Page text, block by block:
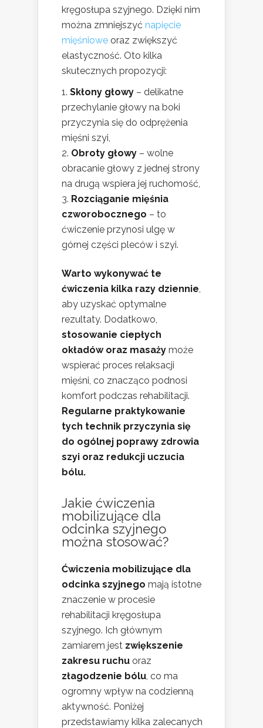
kręgosłupa szyjnego. Dzięki nim
można zmniejszyć napięcie
mięśniowe oraz zwiększyć
elastyczność. Oto kilka
skutecznych propozycji:
Skłony głowy – delikatne
przechylanie głowy na boki
przyczynia się do odprężenia
mięśni szyi,
Obroty głowy – wolne
obracanie głowy z jednej strony
na drugą wspiera jej ruchomość,
Rozciąganie mięśnia
czworobocznego – to
ćwiczenie przynosi ulgę w
górnej części pleców i szyi.
Warto wykonywać te
ćwiczenia kilka razy dziennie
aby uzyskać optymalne
rezultaty. Dodatkowo,
stosowanie ciepłych
okładów oraz masaży może
wspierać proces relaksacji
mięśni, co znacząco podnosi
komfort podczas rehabilitacji.
Regularne praktykowanie
tych technik przyczynia się
do ogólnej poprawy zdrowia
szyi oraz redukcji uczucia
bólu.
Jakie ćwiczenia
mobilizujące dla
odcinka szyjnego
można stosować?
Ćwiczenia mobilizujące dla
odcinka szyjnego mają istotne
znaczenie w procesie
rehabilitacji kręgosłupa
szyjnego. Ich głównym
zamiarem jest zwiększenie
zakresu ruchu oraz
złagodzenie bólu , co ma
ogromny wpływ na codzienną
aktywność. Poniżej
przedstawiamy kilka zalecanych